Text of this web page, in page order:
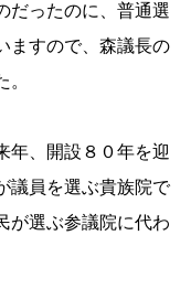
だったのに、普通選
ますので、森議長の
年、開設８０年を迎
議員を選ぶ貴族院で
が選ぶ参議院に代わ